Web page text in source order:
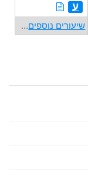
ע
שיעורים נוספים...